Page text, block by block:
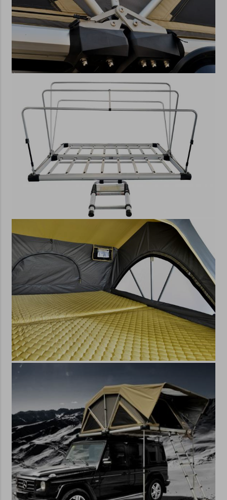
gespeichert werden.Cookies sind keine
allgemein auf Ihrem Gerät installierten
Programme, daher können sie von Natur
aus keine Viren verbreiten, vertrauliche
Informationen lesen oder anderweitig die
Sicherheit Ihres Geräts gefährden.
Verteilung von Cookies
Zeitlich werden Cookies in kurzfristige
eingeteilt, die automatisch gelöscht
werden, wenn der Webbrowser
geschlossen wird oder eine Aktion des
Nutzers (zB beim Abmelden von der
Website) ausgeführt wird und langlebig,
die auch nach einem Neustart im
Browser verbleiben und je nach
Einstellung verfallen.
Die Herkunft von Cookies mit Ihrem
Browser kann von der ersten Partei
(Website), Ihnen (Sie können Cookies
hinzufügen / ändern / löschen, zB über
Entwicklertools) oder einer dritten Partei
(eingebettete Tools für Verkehrsanalyse
und Marketing) beeinflusst werden.
Darüber hinaus unterteilen wir Cookies
inwesentliche (technische), die für das
reibungslose Funktionieren der Website
dienen. Die Zustimmung zur Verwendung
von technischen Cookies ist automatisch
gültig. Neben technischen Cookies
können Sie auchoptionale Cookies
(Statistik und Marketing)
wir nur mit Ihrer Zustimmung auf Ihrem
Gerät speichern und von Dritten
verarbeitet werden können (z. B. Google
Analytics, Facebook-Pixel, etc.).
Statistische Cookies helfen uns, die
Website basierend auf Ihrem Besuch zu
verbessern. Mit Hilfe von Marketing-
Cookies können wir Ihnen von bereits
besuchten Websites entsprechend Ihres
Interesses genauere Werbeinhalte
anbieten.